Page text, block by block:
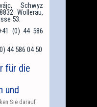
Schwyz
Wollerau,
53.
(0) 44 586
44 586 04 50
für die
und
Sie darauf